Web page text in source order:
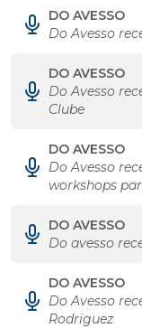
DO AVESSO
Do Avesso
DO AVESSO
Do Avesso
Clube
DO AVESSO
Do Avesso
workshops
DO AVESSO
Do avesso
DO AVESSO
Do Avesso
Rodriguez